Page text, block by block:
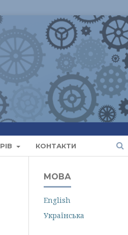
КОНТАКТИ
МОВА
English
Українська